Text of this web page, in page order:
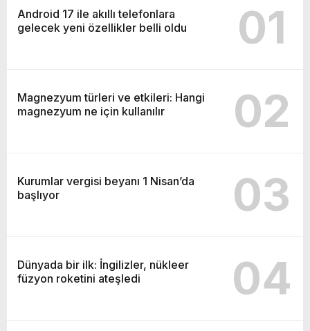
Android 17 ile akıllı telefonlara
gelecek yeni özellikler belli oldu
01
Magnezyum türleri ve etkileri: Hangi
magnezyum ne için kullanılır
02
Kurumlar vergisi beyanı 1 Nisan’da
başlıyor
03
Dünyada bir ilk: İngilizler, nükleer
füzyon roketini ateşledi
04